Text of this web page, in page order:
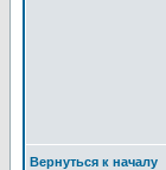
Вернуться к началу